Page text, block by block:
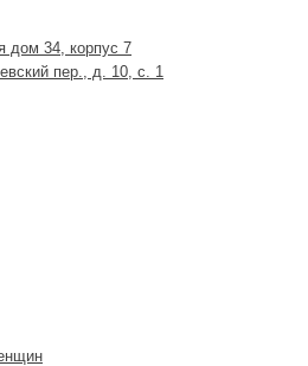
дом 34, корпус 7
пер., д. 10, с. 1